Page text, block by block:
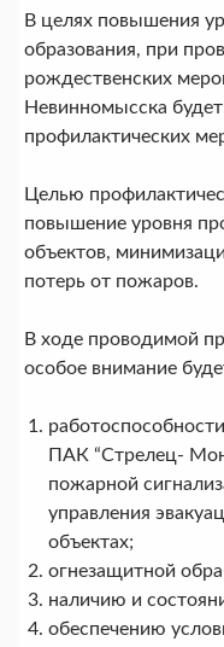
В целях повышения
образования, при
рождественских
Невинномысска
профилактических
Целью
повышение уровня
объектов,
потерь от пожаров.
В ходе проводимой
особое внимание
ПАК “Стрелец-
пожарной
управления
объектах;
огнезащитной
наличию и
обеспечению